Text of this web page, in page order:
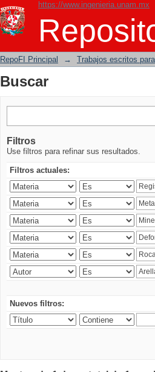
https://www.ingenieria.unam.mx
Buscar
RepoFI Principal → Trabajos escritos
Buscar
Filtros
Use filtros para refinar sus resultados.
Filtros actuales:
Nuevos filtros: